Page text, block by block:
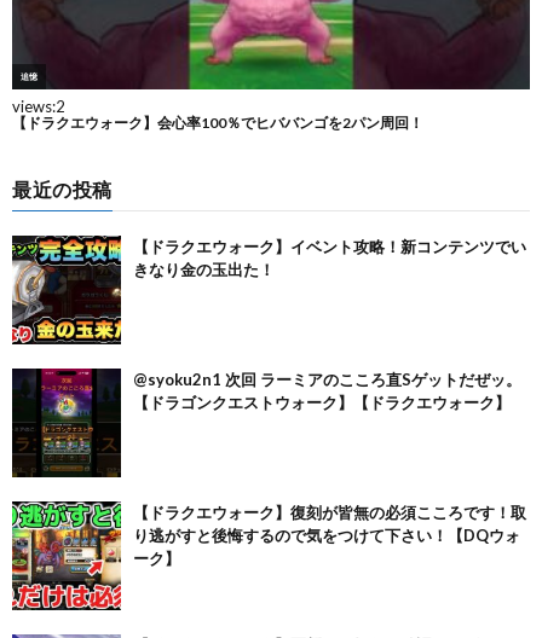
最近の投稿
【ドラクエウォーク】イベント攻略！新コンテンツでい
きなり金の玉出た！
@syoku2n1 次回 ラーミアのこころ直Sゲットだぜッ。
【ドラゴンクエストウォーク】【ドラクエウォーク】
【ドラクエウォーク】復刻が皆無の必須こころです！取
り逃がすと後悔するので気をつけて下さい！【DQウォ
ーク】